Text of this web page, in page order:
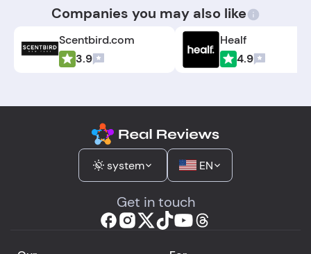
Companies you may also like
Scentbird.com
3.9
Healf
4.9
system EN
Get in touch